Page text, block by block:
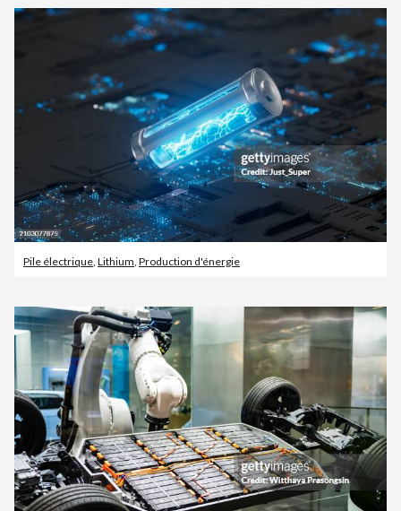
Pile électrique Lithium Production d'énergie